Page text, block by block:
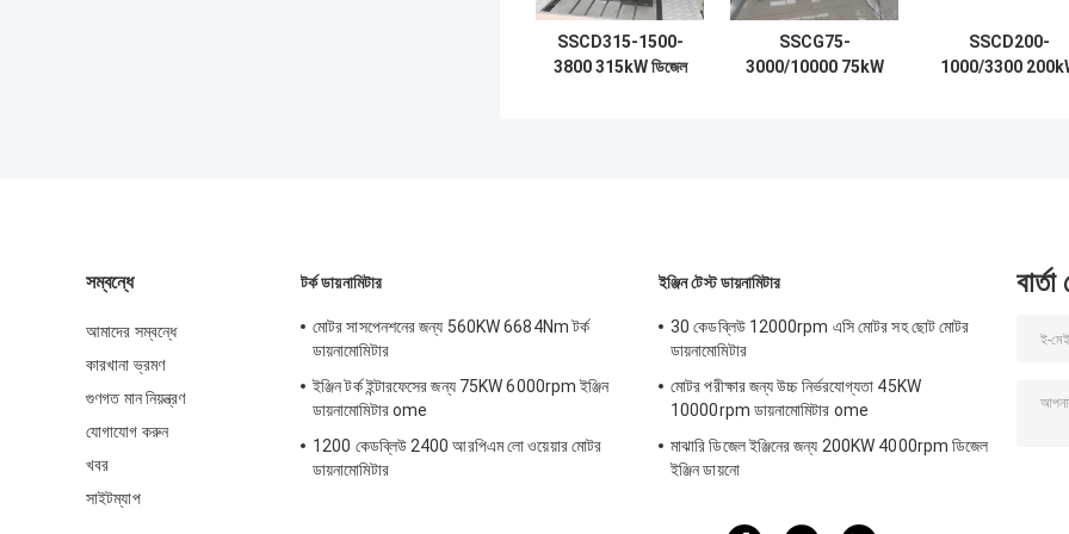
SSCD315-1500-
3800 315kW ডিজেল
SSCG75-
3000/10000 75kW
SSCD200-
1000/3300
সম্বন্ধে
আমাদের সম্বন্ধে
কারখানা ভ্রমণ
গুণগত মান নিয়ন্ত্রণ
যোগাযোগ করুন
খবর
সাইটম্যাপ
টর্ক ডায়নামিটার
মোটর সাসপেনশনের জন্য 560KW 6684Nm টর্ক
ডায়নামোমিটার
ইঞ্জিন টর্ক ইন্টারফেসের জন্য 75KW 6000rpm ইঞ্জিন
ডায়নামোমিটার ome
1200 কেডব্লিউ 2400 আরপিএম লো ওয়েয়ার মোটর
ডায়নামোমিটার
ইঞ্জিন টেস্ট ডায়নামিটার
30 কেডব্লিউ 12000rpm এসি মোটর সহ ছোট মোটর
ডায়নামোমিটার
মোটর পরীক্ষার জন্য উচ্চ নির্ভরযোগ্যতা 45KW
10000rpm ডায়নামোমিটার ome
মাঝারি ডিজেল ইঞ্জিনের জন্য 200KW 4000rpm ডিজেল
ইঞ্জিন ডায়নো
বার্তা